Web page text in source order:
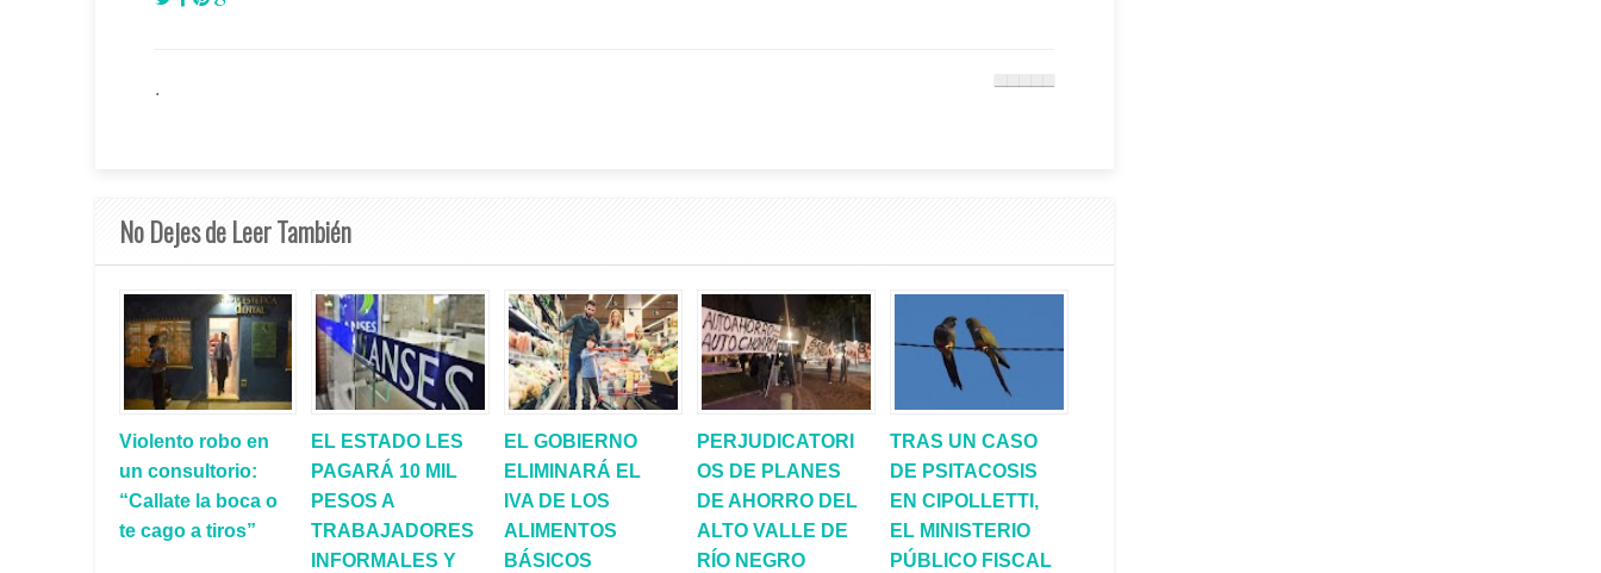
.
No Dejes de Leer También
Violento robo en
un consultorio:
“Callate la boca o
te cago a tiros”
EL ESTADO LES
PAGARÁ 10 MIL
PESOS A
TRABAJADORES
INFORMALES Y
EL GOBIERNO
ELIMINARÁ EL
IVA DE LOS
ALIMENTOS
BÁSICOS
PERJUDICATORI
OS DE PLANES
DE AHORRO DEL
ALTO VALLE DE
RÍO NEGRO
TRAS UN CASO
DE PSITACOSIS
EN CIPOLLETTI,
EL MINISTERIO
PÚBLICO FISCAL